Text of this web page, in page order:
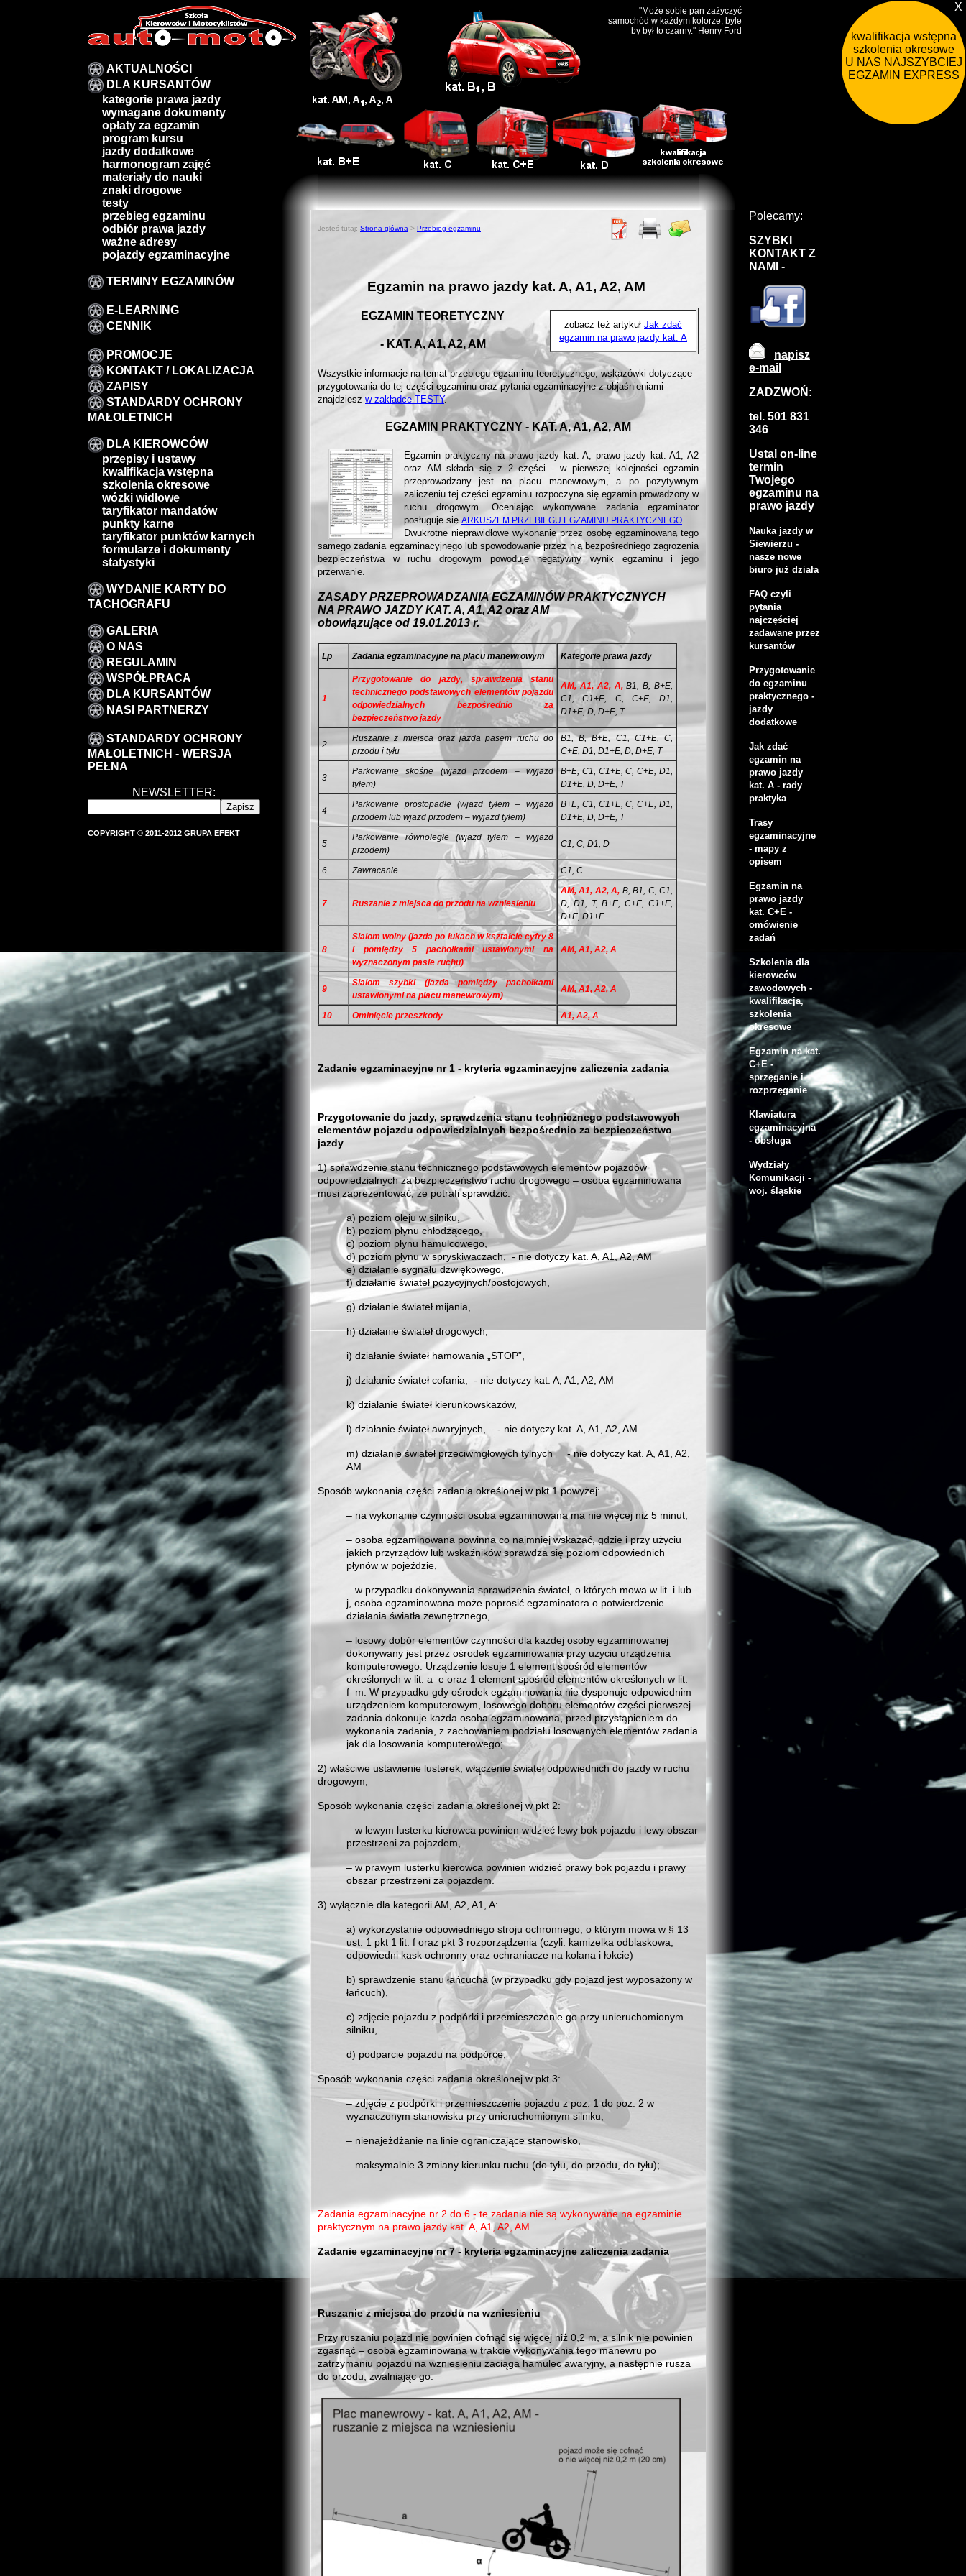
X
kwalifikacja wstępna
szkolenia okresowe
U NAS NAJSZYBCIEJ
EGZAMIN EXPRESS
AKTUALNOŚCI
DLA KURSANTÓW
kategorie prawa jazdy
wymagane dokumenty
opłaty za egzamin
program kursu
jazdy dodatkowe
harmonogram zajęć
materiały do nauki
znaki drogowe
testy
przebieg egzaminu
odbiór prawa jazdy
ważne adresy
pojazdy egzaminacyjne
TERMINY EGZAMINÓW
E-LEARNING
CENNIK
PROMOCJE
KONTAKT / LOKALIZACJA
ZAPISY
STANDARDY OCHRONY
MAŁOLETNICH
DLA KIEROWCÓW
przepisy i ustawy
kwalifikacja wstępna
szkolenia okresowe
wózki widłowe
taryfikator mandatów
punkty karne
taryfikator punktów karnych
formularze i dokumenty
statystyki
WYDANIE KARTY DO
TACHOGRAFU
GALERIA
O NAS
REGULAMIN
WSPÓŁPRACA
DLA KURSANTÓW
NASI PARTNERZY
STANDARDY OCHRONY
MAŁOLETNICH - WERSJA
PEŁNA
NEWSLETTER:
COPYRIGHT © 2011-2012 GRUPA EFEKT
"Może sobie pan zażyczyć
samochód w każdym kolorze, byle
by był to czarny." Henry Ford
Jesteś tutaj: Strona główna > Przebieg egzaminu
Egzamin na prawo jazdy kat. A, A1, A2, AM
zobacz też artykuł Jak zdać
egzamin na prawo jazdy kat. A
EGZAMIN TEORETYCZNY
- KAT. A, A1, A2, AM
Wszystkie informacje na temat przebiegu egzaminu teoretycznego, wskazówki dotyczące
przygotowania do tej części egzaminu oraz pytania egzaminacyjne z objaśnieniami
znajdziesz w zakładce TESTY.
EGZAMIN PRAKTYCZNY - KAT. A, A1, A2, AM
Egzamin praktyczny na prawo jazdy kat. A, prawo jazdy kat. A1, A2
oraz AM składa się z 2 części - w pierwszej kolejności egzamin
przeprowadzany jest na placu manewrowym, a po pozytywnym
zaliczeniu tej części egzaminu rozpoczyna się egzamin prowadzony w
ruchu drogowym. Oceniając wykonywane zadania egzaminator
posługuje się ARKUSZEM PRZEBIEGU EGZAMINU PRAKTYCZNEGO.
Dwukrotne nieprawidłowe wykonanie przez osobę egzaminowaną tego
samego zadania egzaminacyjnego lub spowodowanie przez nią bezpośredniego zagrożenia
bezpieczeństwa w ruchu drogowym powoduje negatywny wynik egzaminu i jego
przerwanie.
ZASADY PRZEPROWADZANIA EGZAMINÓW PRAKTYCZNYCH
NA PRAWO JAZDY KAT. A, A1, A2 oraz AM
obowiązujące od 19.01.2013 r.
Lp Zadania egzaminacyjne na placu manewrowym Kategorie prawa jazdy
1
Przygotowanie do jazdy, sprawdzenia stanu
technicznego podstawowych ele­mentów pojazdu
odpowiedzialnych bezpośrednio za
bezpieczeństwo jazdy
AM, A1, A2, A,B1, B, B+E,
C1, C1+E, C, C+E, D1,
D1+E, D, D+E, T
2
Ruszanie z miejsca oraz jazda pasem ruchu do
przodu i tyłu
B1, B, B+E, C1, C1+E, C,
C+E, D1, D1+E, D, D+E, T
3
Parkowanie skośne (wjazd przodem – wyjazd
tyłem)
B+E, C1, C1+E, C, C+E, D1,
D1+E, D, D+E, T
4
Parkowanie prostopadłe (wjazd tyłem – wyjazd
przodem lub wjazd przodem – wyjazd tyłem)
B+E, C1, C1+E, C, C+E, D1,
D1+E, D, D+E, T
5
Parkowanie równoległe (wjazd tyłem – wyjazd
przodem)
C1, C, D1, D
6 Zawracanie C1, C
7 Ruszanie z miejsca do przodu na wzniesieniu
AM, A1, A2, A, B, B1, C, C1,
D, D1, T, B+E, C+E, C1+E,
D+E, D1+E
8
Slalom wolny (jazda po łukach w kształcie cyfry 8
i pomiędzy 5 pachołkami ustawionymi na
wyznaczonym pasie ruchu)
AM, A1, A2, A
9
Slalom szybki (jazda pomiędzy pachołkami
ustawionymi na placu manewro­wym)
AM, A1, A2, A
10 Ominięcie przeszkody A1, A2, A
Zadanie egzaminacyjne nr 1 - kryteria egzaminacyjne zaliczenia zadania
Przygotowanie do jazdy, sprawdzenia stanu technicznego podstawowych
ele­mentów pojazdu odpowiedzialnych bezpośrednio za bezpieczeństwo
jazdy
1) sprawdzenie stanu technicznego podstawowych elementów pojazdów
odpowiedzialnych za bezpieczeństwo ruchu drogowego – osoba egzaminowana
musi zaprezentować, że potrafi sprawdzić:
a) poziom oleju w silniku,
b) poziom płynu chłodzącego,
c) poziom płynu hamulcowego,
d) poziom płynu w spryskiwaczach, - nie dotyczy kat. A, A1, A2, AM
e) działanie sygnału dźwiękowego,
f) działanie świateł pozycyjnych/postojowych,
g) działanie świateł mijania,
h) działanie świateł drogowych,
i) działanie świateł hamowania „STOP”,
j) działanie świateł cofania, - nie dotyczy kat. A, A1, A2, AM
k) działanie świateł kierunkowskazów,
l) działanie świateł awaryjnych, - nie dotyczy kat. A, A1, A2, AM
m) działanie świateł przeciwmgłowych tylnych - nie dotyczy kat. A, A1, A2,
AM
Sposób wykonania części zadania określonej w pkt 1 powyżej:
– na wykonanie czynności osoba egzaminowana ma nie więcej niż 5 minut,
– osoba egzaminowana powinna co najmniej wskazać, gdzie i przy użyciu
jakich przyrządów lub wskaźników sprawdza się poziom odpowiednich
płynów w pojeździe,
– w przypadku dokonywania sprawdzenia świateł, o których mowa w lit. i lub
j, osoba egzaminowana może poprosić egzaminatora o potwierdzenie
działania światła zewnętrznego,
– losowy dobór elementów czynności dla każdej osoby egzaminowanej
dokonywany jest przez ośrodek egzaminowania przy użyciu urządzenia
komputerowego. Urządzenie losuje 1 element spośród elementów
określonych w lit. a–e oraz 1 element spośród elementów określonych w lit.
f–m. W przypadku gdy ośrodek egzaminowania nie dysponuje odpowiednim
urządzeniem komputerowym, losowego doboru elementów części pierwszej
zadania dokonuje każda osoba egzaminowana, przed przystąpieniem do
wykonania zadania, z zachowaniem podziału losowanych elementów zadania
jak dla losowania komputerowego;
2) właściwe ustawienie lusterek, włączenie świateł odpowiednich do jazdy w ruchu
drogowym;
Sposób wykonania części zadania określonej w pkt 2:
– w lewym lusterku kierowca powinien widzieć lewy bok pojazdu i lewy obszar
przestrzeni za pojazdem,
– w prawym lusterku kierowca powinien widzieć prawy bok pojazdu i prawy
obszar przestrzeni za pojazdem.
3) wyłącznie dla kategorii AM, A2, A1, A:
a) wykorzystanie odpowiedniego stroju ochronnego, o którym mowa w § 13
ust. 1 pkt 1 lit. f oraz pkt 3 rozporządzenia (czyli: kamizelka odblaskowa,
odpowiedni kask ochronny oraz ochraniacze na kolana i łokcie)
b) sprawdzenie stanu łańcucha (w przypadku gdy pojazd jest wyposażony w
łańcuch),
c) zdjęcie pojazdu z podpórki i przemieszczenie go przy unieruchomionym
silniku,
d) podparcie pojazdu na podpórce;
Sposób wykonania części zadania określonej w pkt 3:
– zdjęcie z podpórki i przemieszczenie pojazdu z poz. 1 do poz. 2 w
wyznaczonym stanowisku przy unieruchomionym silniku,
– nienajeżdżanie na linie ograniczające stanowisko,
– maksymalnie 3 zmiany kierunku ruchu (do tyłu, do przodu, do tyłu);
Zadania egzaminacyjne nr 2 do 6 - te zadania nie są wykonywane na egzaminie
praktycznym na prawo jazdy kat. A, A1, A2, AM
Zadanie egzaminacyjne nr 7 - kryteria egzaminacyjne zaliczenia zadania
Ruszanie z miejsca do przodu na wzniesieniu
Przy ruszaniu pojazd nie powinien cofnąć się więcej niż 0,2 m, a silnik nie powinien
zgasnąć – osoba egzaminowana w trakcie wykonywania tego manewru po
zatrzymaniu pojazdu na wzniesieniu zaciąga hamulec awaryjny, a następnie rusza
do przodu, zwalniając go.
Polecamy:
SZYBKI
KONTAKT Z
NAMI -
napisz
e-mail
ZADZWOŃ:
tel. 501 831
346
Ustal on-line
termin
Twojego
egzaminu na
prawo jazdy
Nauka jazdy w
Siewierzu -
nasze nowe
biuro już działa
FAQ czyli
pytania
najczęściej
zadawane przez
kursantów
Przygotowanie
do egzaminu
praktycznego -
jazdy
dodatkowe
Jak zdać
egzamin na
prawo jazdy
kat. A - rady
praktyka
Trasy
egzaminacyjne
- mapy z
opisem
Egzamin na
prawo jazdy
kat. C+E -
omówienie
zadań
Szkolenia dla
kierowców
zawodowych -
kwalifikacja,
szkolenia
okresowe
Egzamin na kat.
C+E -
sprzęganie i
rozprzęganie
Klawiatura
egzaminacyjna
- obsługa
Wydziały
Komunikacji -
woj. śląskie